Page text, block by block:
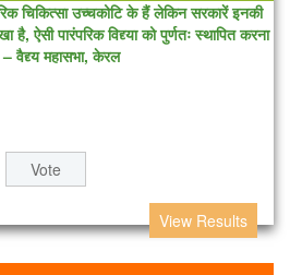
चिकित्सा उच्चकोटि के हैं लेकिन सरकारें इनकी
है, ऐसी पारंपरिक विद्द्या को पुर्णतः स्थापित करना
– वैद्द्य महासभा, केरल
View Results
आदि के लिए उपयोगी पाठ्यक्रम
का पाठ्यक्रम एवं 1 वर्ष का अभ्यासक्रम